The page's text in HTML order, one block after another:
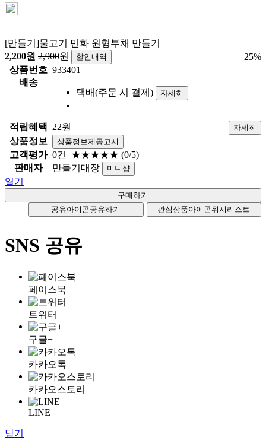
[만들기]물고기 민화 원형부채 만들기
2,200원 2,900원 할인내역 25%
상품번호 933401
배송
택배(주문 시 결제)
자세히
적립혜택 22원 자세히
상품정보 상품정보제공고시
고객평가 0건 ★★★★★ (0/5)
판매자
만들기대장 미니샵
열기
공유아이콘공유하기 관심상품아이콘위시리스트
SNS 공유
페이스북
트위터
구글+
카카오톡
카카오스토리
LINE
닫기